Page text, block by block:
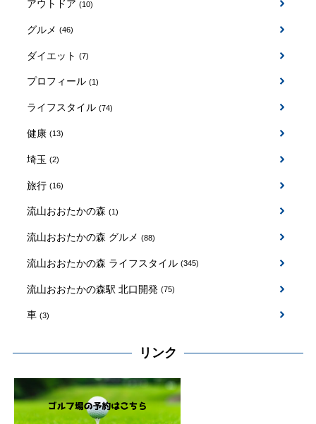
アウトドア (10)
グルメ (46)
ダイエット (7)
プロフィール (1)
ライフスタイル (74)
健康 (13)
埼玉 (2)
旅行 (16)
流山おおたかの森 (1)
流山おおたかの森 グルメ (88)
流山おおたかの森 ライフスタイル (345)
流山おおたかの森駅 北口開発 (75)
車 (3)
リンク